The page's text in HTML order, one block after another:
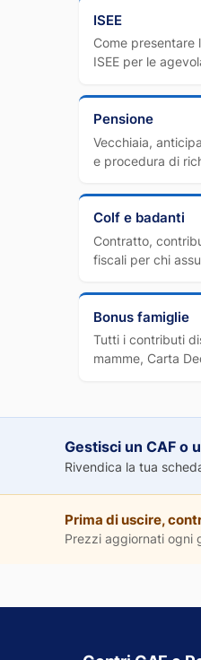
ISEE
Come presentare
ISEE per le
Pensione
Vecchiaia,
e procedura di
Colf e badanti
Contratto,
fiscali per chi
Bonus famiglie
Tutti i contributi
mamme, Carta
Gestisci un CAF o
Rivendica la tua
Prima di uscire,
Prezzi aggiornati ogni